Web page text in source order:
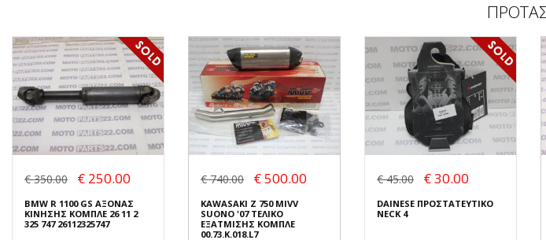
€ 350.00 € 250.00
BMW R 1100 GS ΑΞΟΝΑΣ
ΚΙΝΗΣΗΣ ΚΟΜΠΛΕ 26 11 2
325 747 26112325747
€ 740.00 € 500.00
KAWASAKI Z 750 MIVV
SUONO '07 ΤΕΛΙΚΟ
ΕΞΑΤΜΙΣΗΣ ΚΟΜΠΛΕ
00.73.K.018.L7
€ 45.00 € 30.00
DAINESE ΠΡΟΣΤΑΤΕΥΤΙΚΟ
NECK 4